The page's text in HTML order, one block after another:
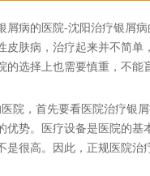
病的医院-沈阳治疗银屑病
皮肤病，治疗起来并不简单
的选择上也需要慎重，不
，首先要看医院治疗银屑
优势。医疗设备是医院的
是很高。因此，正规医院治